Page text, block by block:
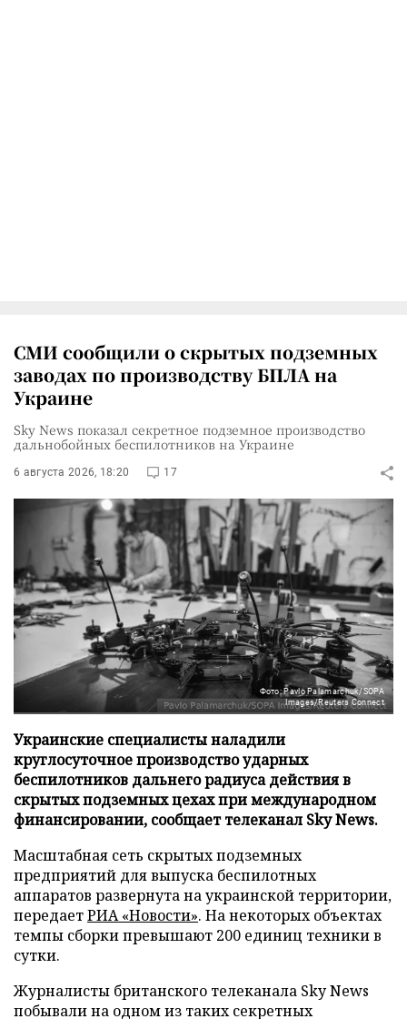
СМИ сообщили о скрытых подземных
заводах по производству БПЛА на
Украине
Sky News показал секретное подземное производство
дальнобойных беспилотников на Украине
6 августа 2026, 18:20 17
Фото: Pavlo Palamarchuk/SOPA
Images/Reuters Connect
Украинские специалисты наладили
круглосуточное производство ударных
беспилотников дальнего радиуса действия в
скрытых подземных цехах при международном
финансировании, сообщает телеканал Sky News.
Масштабная сеть скрытых подземных
предприятий для выпуска беспилотных
аппаратов развернута на украинской территории,
передаетРИА «Новости». На некоторых объектах
темпы сборки превышают 200 единиц техники в
сутки.
Журналисты британского телеканала Sky News
побывали на одном из таких секретных